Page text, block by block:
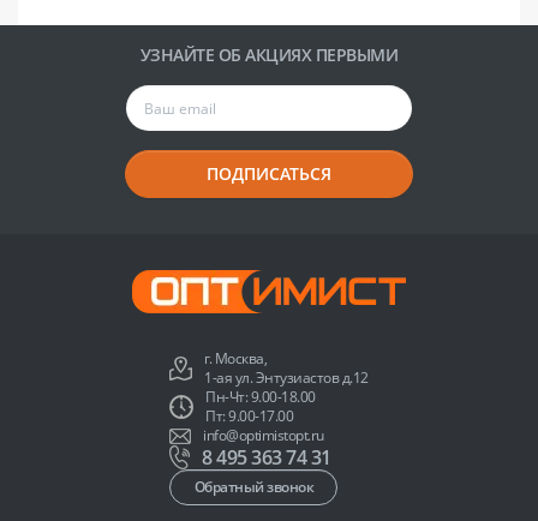
УЗНАЙТЕ ОБ АКЦИЯХ ПЕРВЫМИ
ПОДПИСАТЬСЯ
г. Москва,
1-ая ул. Энтузиастов д.12
Пн-Чт: 9.00-18.00
Пт: 9.00-17.00
info@optimistopt.ru
8 495 363 74 31
Обратный звонок